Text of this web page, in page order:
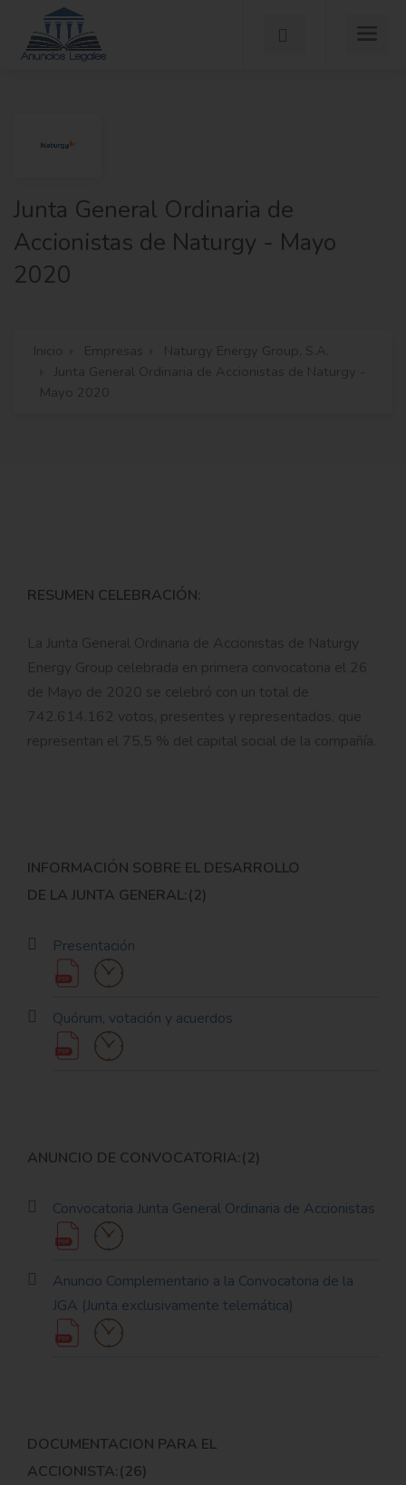
Junta General Ordinaria de
Accionistas de Naturgy - Mayo
2020
Inicio Empresas
Naturgy Energy Group, S.A.
Junta General Ordinaria de Accionistas de Naturgy -
Mayo 2020
RESUMEN CELEBRACIÓN:
La Junta General Ordinaria de Accionistas de Naturgy
Energy Group celebrada en primera convocatoria el 26
de Mayo de 2020 se celebró con un total de
742.614.162 votos, presentes y representados, que
representan el 75,5 % del capital social de la compañía.
INFORMACIÓN SOBRE EL DESARROLLO
DE LA JUNTA GENERAL:(2)
Presentación
Quórum, votación y acuerdos
ANUNCIO DE CONVOCATORIA:(2)
Convocatoria Junta General Ordinaria de Accionistas
Anuncio Complementario a la Convocatoria de la
JGA (Junta exclusivamente telemática)
DOCUMENTACION PARA EL
ACCIONISTA:(26)